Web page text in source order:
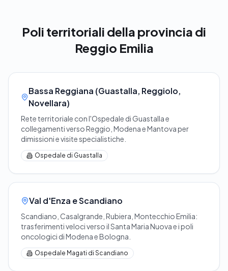
Poli territoriali della provincia di
Reggio Emilia
Bassa Reggiana (Guastalla, Reggiolo,
Novellara)
Rete territoriale con l'Ospedale di Guastalla e
collegamenti verso Reggio, Modena e Mantova per
dimissioni e visite specialistiche.
Ospedale di Guastalla
Val d'Enza e Scandiano
Scandiano, Casalgrande, Rubiera, Montecchio Emilia:
trasferimenti veloci verso il Santa Maria Nuova e i poli
oncologici di Modena e Bologna.
Ospedale Magati di Scandiano